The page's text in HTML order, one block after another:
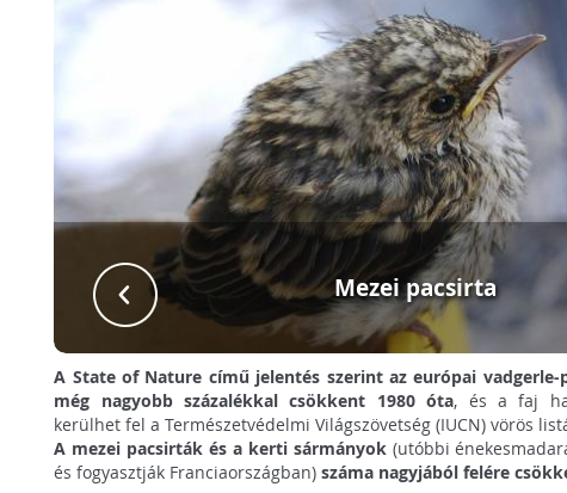
Mezei pacsirta
A State of Nature című jelentés szerint az európai
még nagyobb százalékkal csökkent 1980 óta, és a faj
kerülhet fel a Természetvédelmi Világszövetség (IUCN) vörös
A mezei pacsirták és a kerti sármányok(utóbbi
és fogyasztják Franciaországban)száma nagyjából felére